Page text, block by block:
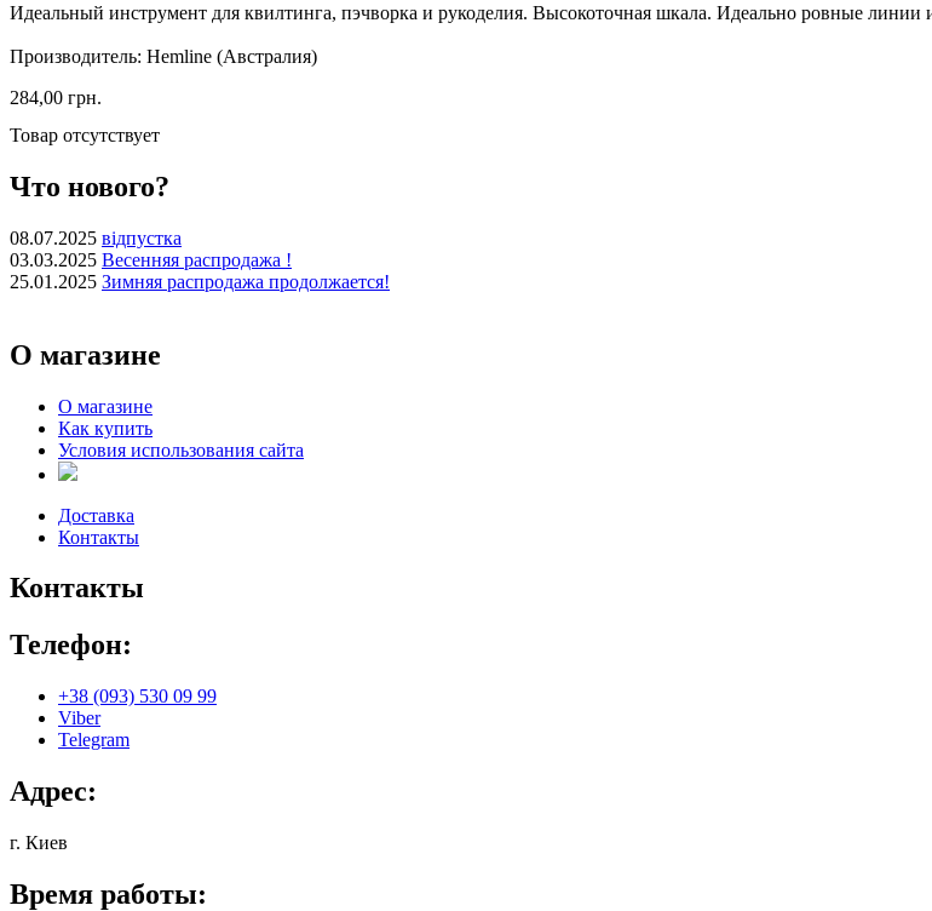
Идеальный инструмент для квилтинга, пэчворка и рукоделия. Высокоточная шкала. Идеально ровные
Производитель: Hemline (Австралия)
284,00 грн.
Товар отсутствует
Что нового?
08.07.2025 відпустка
03.03.2025 Весенняя распродажа !
25.01.2025 Зимняя распродажа продолжается!
О магазине
О магазине
Как купить
Условия использования сайта
Доставка
Контакты
Контакты
Телефон:
+38 (093) 530 09 99
Viber
Telegram
Адрес:
г. Киев
Время работы: